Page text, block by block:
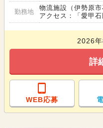
勤務地
物流施設（伊勢原市
アクセス：「愛甲
2026
詳
WEB応募